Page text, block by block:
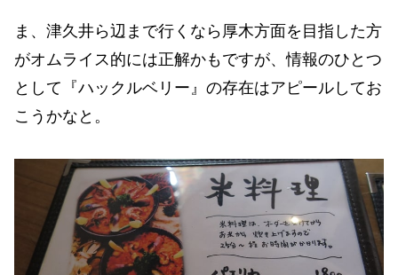
ま、津久井ら辺まで行くなら厚木方面を目指した方
がオムライス的には正解かもですが、情報のひとつ
として『ハックルベリー』の存在はアピールしてお
こうかなと。